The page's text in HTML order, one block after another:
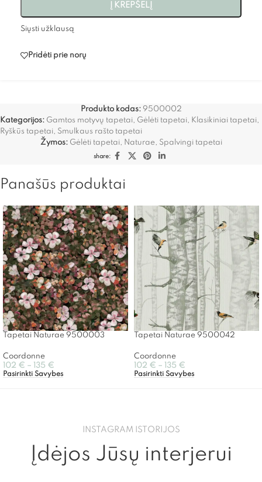
Į KREPŠELĮ
Siųsti užklausą
Pridėti prie norų
Produkto kodas: 9500002
Kategorijos: Gamtos motyvų tapetai, Gėlėti tapetai, Klasikiniai tapetai,
Ryškūs tapetai, Smulkaus rašto tapetai
Žymos: Gėlėti tapetai, Naturae, Spalvingi tapetai
share:
Panašūs produktai
Tapetai Naturae 9500003
Coordonne
102 € – 135 €
Pasirinkti Savybes
Tapetai Naturae 9500042
Coordonne
102 € – 135 €
Pasirinkti Savybes
INSTAGRAM ISTORIJOS
Įdėjos Jūsų interjerui